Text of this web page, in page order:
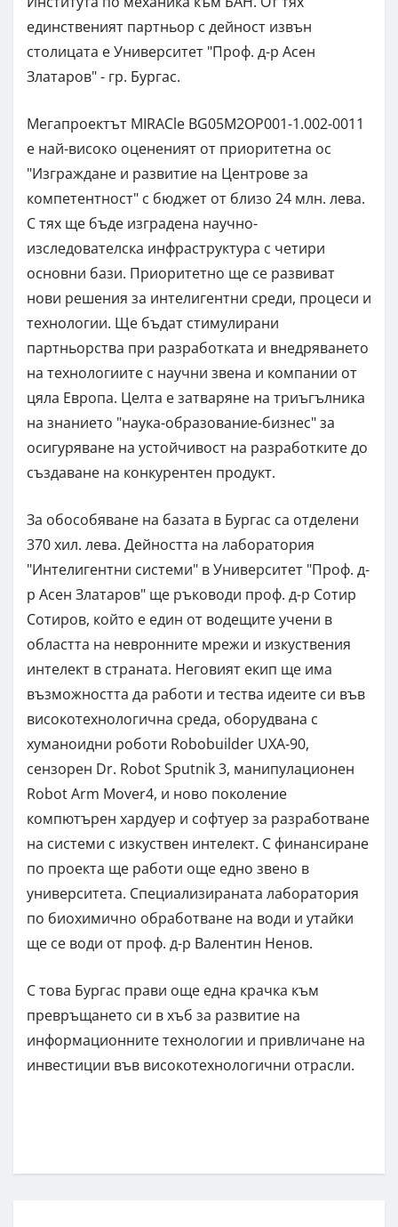
единственият партньор с дейност извън
столицата е Университет "Проф. д-р Асен
Златаров" - гр. Бургас.
Мегапроектът MIRACle BG05M2OP001-1.002-0011
е най-високо оцененият от приоритетна ос
"Изграждане и развитие на Центрове за
компетентност" с бюджет от близо 24 млн. лева.
С тях ще бъде изградена научно-
изследователска инфраструктура с четири
основни бази. Приоритетно ще се развиват
нови решения за интелигентни среди, процеси и
технологии. Ще бъдат стимулирани
партньорства при разработката и внедряването
на технологиите с научни звена и компании от
цяла Европа. Целта е затваряне на триъгълника
на знанието "наука-образование-бизнес" за
осигуряване на устойчивост на разработките до
създаване на конкурентен продукт.
За обособяване на базата в Бургас са отделени
370 хил. лева. Дейността на лаборатория
"Интелигентни системи" в Университет "Проф. д-
р Асен Златаров" ще ръководи проф. д-р Сотир
Сотиров, който е един от водещите учени в
областта на невронните мрежи и изкуствения
интелект в страната. Неговият екип ще има
възможността да работи и тества идеите си във
високотехнологична среда, оборудвана с
хуманоидни роботи Robobuilder UXA-90,
сензорен Dr. Robot Sputnik 3, манипулационен
Robot Arm Mover4, и ново поколение
компютърен хардуер и софтуер за разработване
на системи с изкуствен интелект. С финансиране
по проекта ще работи още едно звено в
университета. Специализираната лаборатория
по биохимично обработване на води и утайки
ще се води от проф. д-р Валентин Ненов.
С това Бургас прави още една крачка към
превръщането си в хъб за развитие на
информационните технологии и привличане на
инвестиции във високотехнологични отрасли.